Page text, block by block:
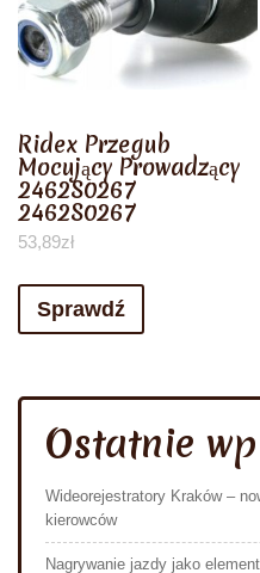
Ridex Przegub
Mocujący Prowadzący
2462S0267
2462S0267
53,89zł
Sprawdź
Ostatnie
Wideorejestratory Kraków –
kierowców
Nagrywanie jazdy jako